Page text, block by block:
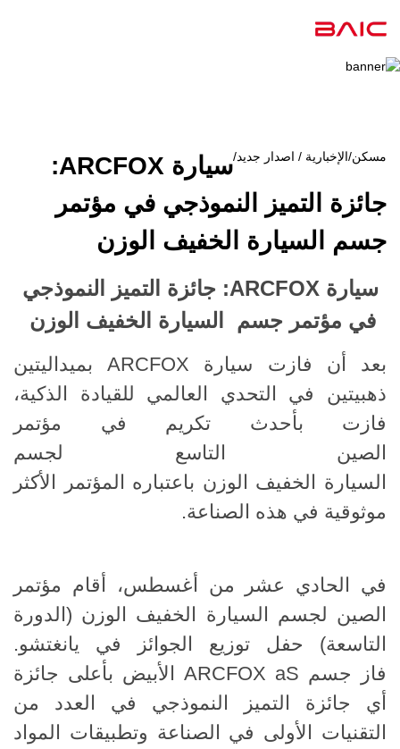
مسكن/الإخبارية / اصدار جديد/
سيارة ARCFOX:
جائزة التميز النموذجي في مؤتمر
جسم السيارة الخفيف الوزن
سيارة ARCFOX: جائزة التميز النموذجي
في مؤتمر جسم السيارة الخفيف الوزن
بعد أن فازت سيارة ARCFOX بميداليتين
ذهبيتين في التحدي العالمي للقيادة الذكية،
فازت بأحدث تكريم في مؤتمر
الصين التاسع لجسم
السيارة الخفيف الوزن باعتباره المؤتمر الأكثر
موثوقية في هذه الصناعة.
في الحادي عشر من أغسطس، أقام مؤتمر
الصين لجسم السيارة الخفيف الوزن (الدورة
التاسعة) حفل توزيع الجوائز في يانغتشو.
فاز جسم ARCFOX aS الأبيض بأعلى جائزة
أي جائزة التميز النموذجي في العدد من
التقنيات الأولى في الصناعة وتطبيقات المواد